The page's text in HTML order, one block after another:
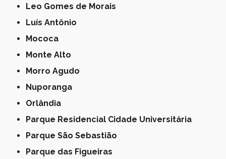
Leo Gomes de Morais
Luís Antônio
Mococa
Monte Alto
Morro Agudo
Nuporanga
Orlândia
Parque Residencial Cidade Universitária
Parque São Sebastião
Parque das Figueiras